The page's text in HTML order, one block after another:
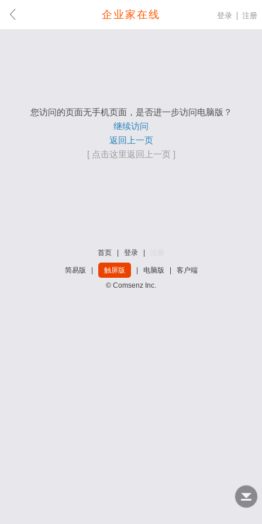
企业家在线 登录 注册
您访问的页面无手机页面，是否进一步访问电脑版？
继续访问
返回上一页
[ 点击这里返回上一页 ]
首页 登录
简易版 触屏版 电脑版
客户端
© Comsenz Inc.